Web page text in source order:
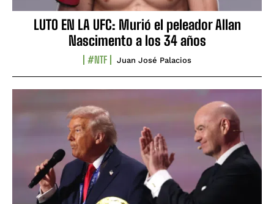
LUTO EN LA UFC: Murió el peleador Allan
Nascimento a los 34 años
#NTF Juan José Palacios